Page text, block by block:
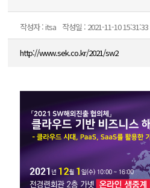
작성자 : itsa 작성일 : 2021-11-10 15:31:33
http://www.sek.co.kr/2021/sw2